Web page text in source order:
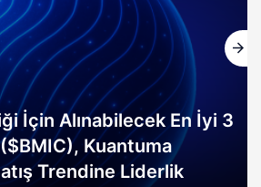
Altın rallisi, 2026 Bitcoin
erken sinyali mi? Bitwise